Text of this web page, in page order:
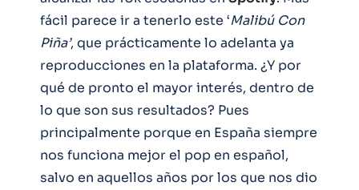
fácil parece ir a tenerlo este ‘Malibú Con
Piña’, que prácticamente lo adelanta ya
reproducciones en la plataforma. ¿Y por
qué de pronto el mayor interés, dentro de
lo que son sus resultados? Pues
principalmente porque en España siempre
nos funciona mejor el pop en español,
salvo en aquellos años por los que nos dio